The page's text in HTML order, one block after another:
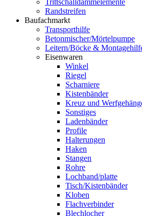
Trittschalldämmelemente
Randstreifen
Baufachmarkt
Transporthilfe
Betonmischer/Mörtelpumpe
Leitern/Böcke &
Eisenwaren
Winkel
Riegel
Scharniere
Kistenbänder
Kreuz und
Sonstiges
Ladenbänder
Profile
Halterungen
Haken
Stangen
Rohre
Lochband/platte
Tisch/Kistenbänder
Kloben
Flachverbinder
Blechlocher